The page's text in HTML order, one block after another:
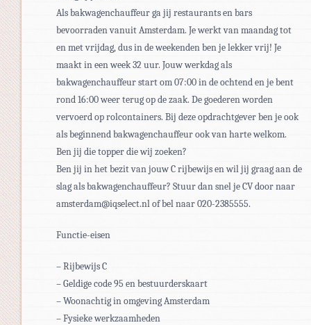
Als bakwagenchauffeur ga jij restaurants en bars
bevoorraden vanuit Amsterdam. Je werkt van maandag tot
en met vrijdag, dus in de weekenden ben je lekker vrij! Je
maakt in een week 32 uur. Jouw werkdag als
bakwagenchauffeur start om 07:00 in de ochtend en je bent
rond 16:00 weer terug op de zaak. De goederen worden
vervoerd op rolcontainers. Bij deze opdrachtgever ben je ook
als beginnend bakwagenchauffeur ook van harte welkom.
Ben jij die topper die wij zoeken?
Ben jij in het bezit van jouw C rijbewijs en wil jij graag aan de
slag als bakwagenchauffeur? Stuur dan snel je CV door naar
amsterdam@iqselect.nl of bel naar 020-2385555.
Functie-eisen
– Rijbewijs C
– Geldige code 95 en bestuurderskaart
– Woonachtig in omgeving Amsterdam
– Fysieke werkzaamheden